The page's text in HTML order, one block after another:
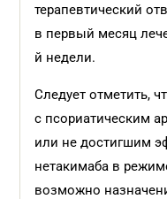
терапевтический
в первый месяц
й недели.
Следует отметить,
с псориатическим
или не достигшим
нетакимаба в
возможно